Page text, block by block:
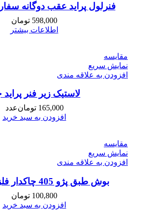
فنرلول پراید عقب دوگانه
598,000 تومان
اطلاعات بیشتر
مقايسه
نمایش سریع
افزودن به علاقه مندی
لاستیک زیر فنر پراید
165,000 تومانعدد
افزودن به سبد خرید
مقايسه
نمایش سریع
افزودن به علاقه مندی
بوش طبق پژو 405 چاکدار فلزی رفیع نیا
100,800 تومان
افزودن به سبد خرید